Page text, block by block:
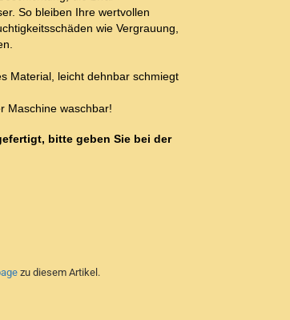
So bleiben Ihre wertvollen
wie Vergrauung,
Material, leicht dehnbar schmiegt
Maschine waschbar!
bitte geben Sie bei der
zu diesem Artikel.